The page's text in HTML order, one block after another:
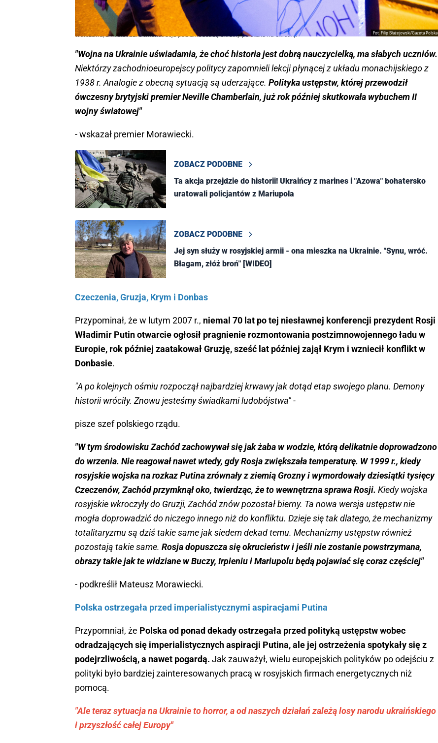
Fot. Filip Błażejowski/Gazeta Polska
Warszawa, 24.02.2022. Demonstracja pod ambasadą Ukrainy po ataku na Ukrainę.
"Wojna na Ukrainie uświadamia, że choć historia jest dobrą nauczycielką, ma słabych uczniów.
Niektórzy zachodnioeuropejscy politycy zapomnieli lekcji płynącej z układu monachijskiego z
1938 r. Analogie z obecną sytuacją są uderzające. Polityka ustępstw, której przewodził
ówczesny brytyjski premier Neville Chamberlain, już rok później skutkowała wybuchem II
wojny światowej"
- wskazał premier Morawiecki.
ZOBACZ PODOBNE
Ta akcja przejdzie do historii! Ukraińcy z marines i "Azowa" bohatersko
uratowali policjantów z Mariupola
ZOBACZ PODOBNE
Jej syn służy w rosyjskiej armii - ona mieszka na Ukrainie. "Synu, wróć.
Błagam, złóż broń" [WIDEO]
Czeczenia, Gruzja, Krym i Donbas
Przypominał, że w lutym 2007 r., niemal 70 lat po tej niesławnej konferencji prezydent Rosji
Władimir Putin otwarcie ogłosił pragnienie rozmontowania postzimnowojennego ładu w
Europie, rok później zaatakował Gruzję, sześć lat później zajął Krym i wzniecił konflikt w
Donbasie.
"A po kolejnych ośmiu rozpoczął najbardziej krwawy jak dotąd etap swojego planu. Demony
historii wróciły. Znowu jesteśmy świadkami ludobójstwa" -
pisze szef polskiego rządu.
"W tym środowisku Zachód zachowywał się jak żaba w wodzie, którą delikatnie doprowadzono
do wrzenia. Nie reagował nawet wtedy, gdy Rosja zwiększała temperaturę. W 1999 r., kiedy
rosyjskie wojska na rozkaz Putina zrównały z ziemią Grozny i wymordowały dziesiątki tysięcy
Czeczenów, Zachód przymknął oko, twierdząc, że to wewnętrzna sprawa Rosji. Kiedy wojska
rosyjskie wkroczyły do Gruzji, Zachód znów pozostał bierny. Ta nowa wersja ustępstw nie
mogła doprowadzić do niczego innego niż do konfliktu. Dzieje się tak dlatego, że mechanizmy
totalitaryzmu są dziś takie same jak siedem dekad temu. Mechanizmy ustępstw również
pozostają takie same. Rosja dopuszcza się okrucieństw i jeśli nie zostanie powstrzymana,
obrazy takie jak te widziane w Buczy, Irpieniu i Mariupolu będą pojawiać się coraz częściej"
- podkreślił Mateusz Morawiecki.
Polska ostrzegała przed imperialistycznymi aspiracjami Putina
Przypomniał, że Polska od ponad dekady ostrzegała przed polityką ustępstw wobec
odradzających się imperialistycznych aspiracji Putina, ale jej ostrzeżenia spotykały się z
podejrzliwością, a nawet pogardą. Jak zauważył, wielu europejskich polityków po odejściu z
polityki było bardziej zainteresowanych pracą w rosyjskich firmach energetycznych niż
pomocą.
"Ale teraz sytuacja na Ukrainie to horror, a od naszych działań zależą losy narodu ukraińskiego
i przyszłość całej Europy"